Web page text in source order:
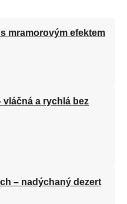
mramorovým efektem
a rychlá bez
– nadýchaný dezert